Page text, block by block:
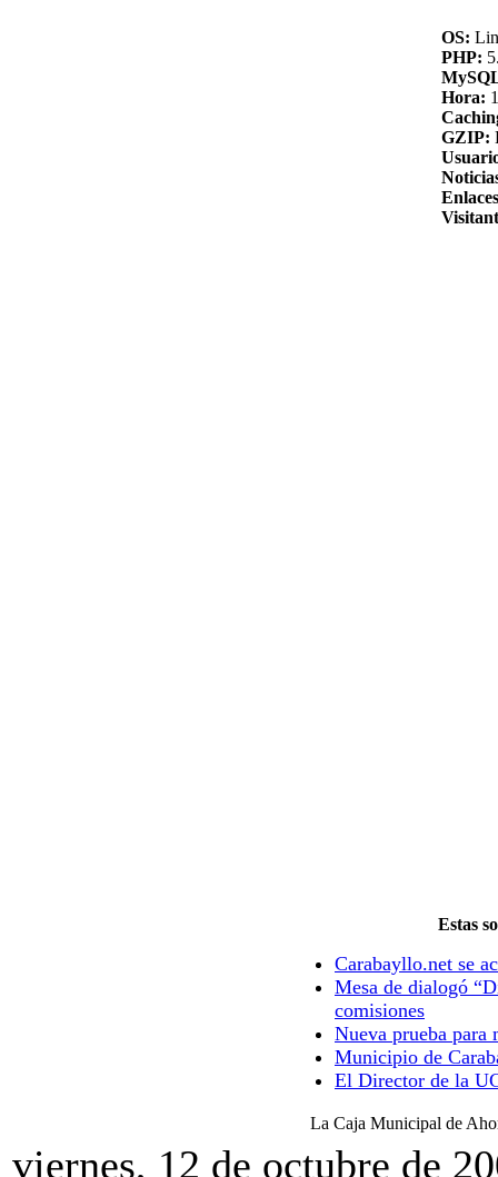
OS:
PHP:
Hora:
GZIP:
Estas
Carabayllo.net se
Mesa de dialogó
comisiones
Nueva prueba para
Municipio de
El Director de la
La Caja Municipal de
viernes, 12 de octubre de